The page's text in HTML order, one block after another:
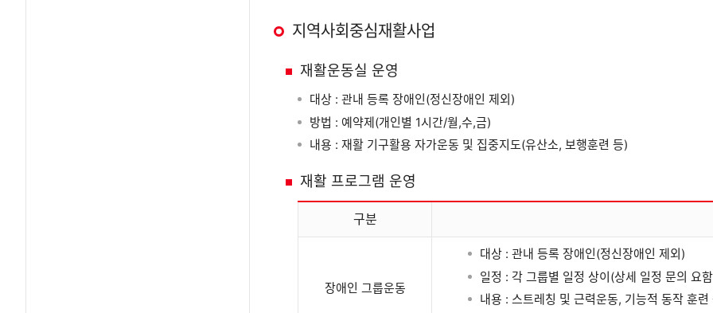
지역사회중심재활사업
재활운동실 운영
대상 : 관내 등록 장애인(정신장애인 제외)
방법 : 예약제(개인별 1시간/월,수,금)
내용 : 재활 기구활용 자가운동 및 집중지도(유산소, 보행훈련 등)
재활 프로그램 운영
구분
장애인 그룹운동
대상 : 관내 등록 장애인(정신장애인 제외)
일정 : 각 그룹별 일정 상이(상세 일정 문의 요
내용 : 스트레칭 및 근력운동, 기능적 동작 훈련